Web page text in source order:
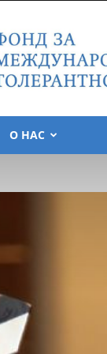
О НАС